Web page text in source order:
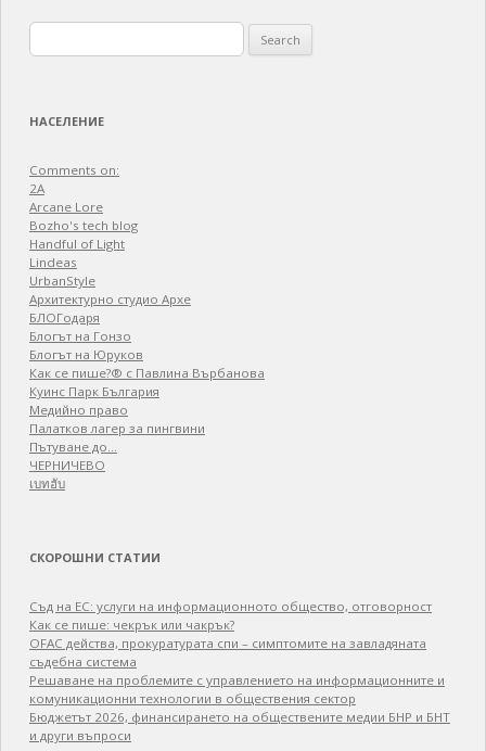
for:
НАСЕЛЕНИЕ
Comments on:
2A
Arcane Lore
Bozho's tech blog
Handful of Light
Lindeas
UrbanStyle
Архитектурно студио Архе
БЛОГодаря
Блогът на Гонзо
Блогът на Юруков
Как се пише?® с Павлина Върбанова
Куинс Парк България
Медийно право
Палатков лагер зa пингвини
Пътуване до…
ЧЕРНИЧЕВО
เบทฮับ
СКОРОШНИ СТАТИИ
Съд на ЕС: услуги на информационното общество, отговорност
Как се пише: чекрък или чакрък?
OFAC действа, прокуратурата спи – симптомите на завладяната
съдебна система
Решаване на проблемите с управлението на информационните и
комуникационни технологии в обществения сектор
Бюджетът 2026, финансирането на обществените медии БНР и БНТ
и други въпроси